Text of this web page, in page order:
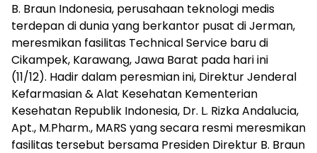
B. Braun Indonesia, perusahaan teknologi medis
terdepan di dunia yang berkantor pusat di Jerman,
meresmikan fasilitas Technical Service baru di
Cikampek, Karawang, Jawa Barat pada hari ini
(11/12). Hadir dalam peresmian ini, Direktur Jenderal
Kefarmasian & Alat Kesehatan Kementerian
Kesehatan Republik Indonesia, Dr. L. Rizka Andalucia,
Apt., M.Pharm., MARS yang secara resmi meresmikan
fasilitas tersebut bersama Presiden Direktur B. Braun